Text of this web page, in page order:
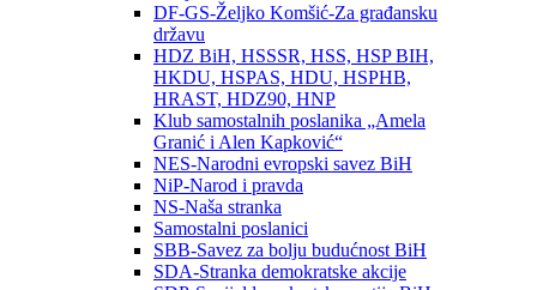
DF-GS-Željko Komšić-Za građansku
državu
HDZ BiH, HSSSR, HSS, HSP BIH,
HKDU, HSPAS, HDU, HSPHB,
HRAST, HDZ90, HNP
Klub samostalnih poslanika „Amela
Granić i Alen Kapković“
NES-Narodni evropski savez BiH
NiP-Narod i pravda
NS-Naša stranka
Samostalni poslanici
SBB-Savez za bolju budućnost BiH
SDA-Stranka demokratske akcije